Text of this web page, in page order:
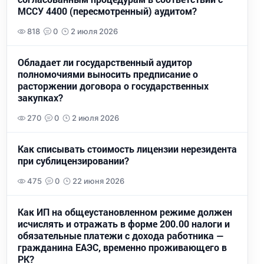
МССУ 4400 (пересмотренный) аудитом?
818 0 2 июля 2026
Обладает ли государственный аудитор
полномочиями выносить предписание о
расторжении договора о государственных
закупках?
270 0 2 июля 2026
Как списывать стоимость лицензии нерезидента
при сублицензировании?
475 0 22 июня 2026
Как ИП на общеустановленном режиме должен
исчислять и отражать в форме 200.00 налоги и
обязательные платежи с дохода работника —
гражданина ЕАЭС, временно проживающего в
РК?